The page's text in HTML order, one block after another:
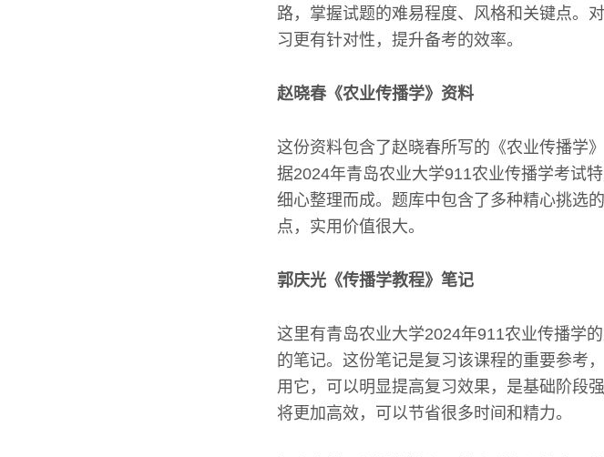
路，掌握试题的难易程度、风格和关键点。
习更有针对性，提升备考的效率。
赵晓春《农业传播学》资料
这份资料包含了赵晓春所写的《农业传播学
据2024年青岛农业大学911农业传播学考试
细心整理而成。题库中包含了多种精心挑选
点，实用价值很大。
郭庆光《传播学教程》笔记
这里有青岛农业大学2024年911农业传播学
的笔记。这份笔记是复习该课程的重要参考
用它，可以明显提高复习效果，是基础阶段
将更加高效，可以节省很多时间和精力。